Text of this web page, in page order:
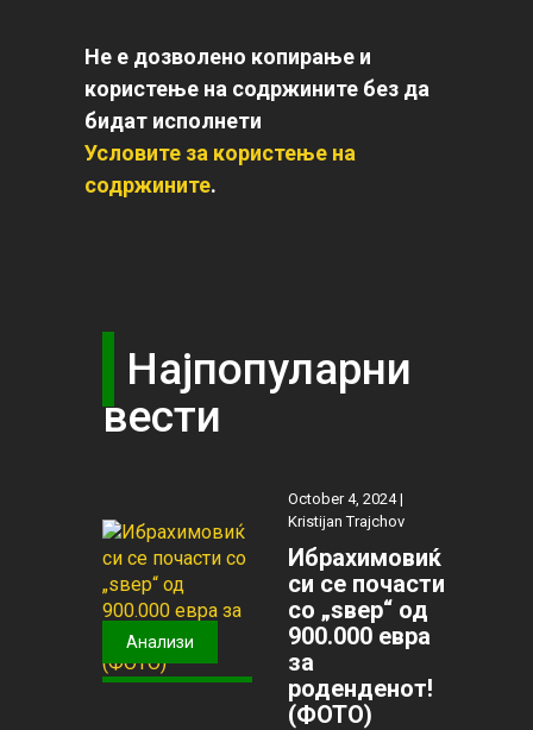
Не е дозволено копирање и
користење на содржините без да
бидат исполнети
Условите за користење на
содржините.
Најпопуларни
вести
Анализи
October 4, 2024 |
Kristijan Trajchov
Ибрахимовиќ
си се почасти
со „ѕвер“ од
900.000 евра
за
роденденот!
(ФОТО)